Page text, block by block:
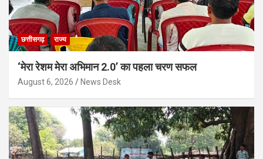
छत्तीसगढ़ राज्य
‘मेरा रेशम मेरा अभिमान 2.0’ का पहला चरण सफल
August 6, 2026 News Desk